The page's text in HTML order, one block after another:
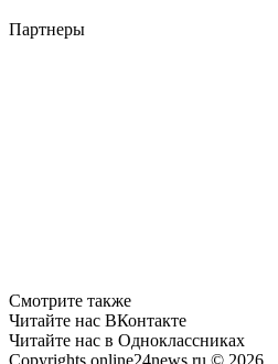
Партнеры
Смотрите также
Читайте нас ВКонтакте
Читайте нас в Одноклассниках
Copyrights online24news.ru © 2026